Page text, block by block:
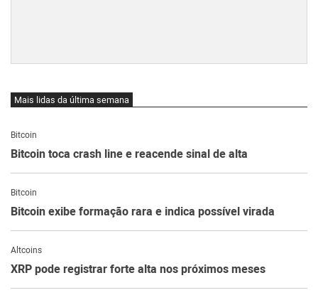
Mais lidas da última semana
Bitcoin
Bitcoin toca crash line e reacende sinal de alta
Bitcoin
Bitcoin exibe formação rara e indica possível virada
Altcoins
XRP pode registrar forte alta nos próximos meses